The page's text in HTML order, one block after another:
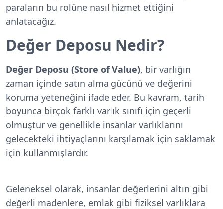
paraların bu rolüne nasıl hizmet ettiğini
anlatacağız.
Değer Deposu Nedir?
Değer Deposu (Store of Value), bir varlığın
zaman içinde satın alma gücünü ve değerini
koruma yeteneğini ifade eder. Bu kavram, tarih
boyunca birçok farklı varlık sınıfı için geçerli
olmuştur ve genellikle insanlar varlıklarını
gelecekteki ihtiyaçlarını karşılamak için saklamak
için kullanmışlardır.
Geleneksel olarak, insanlar değerlerini altın gibi
değerli madenlere, emlak gibi fiziksel varlıklara